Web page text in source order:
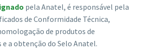
pela Anatel, é responsável pela
de Conformidade Técnica,
de produtos de
a obtenção do Selo Anatel.